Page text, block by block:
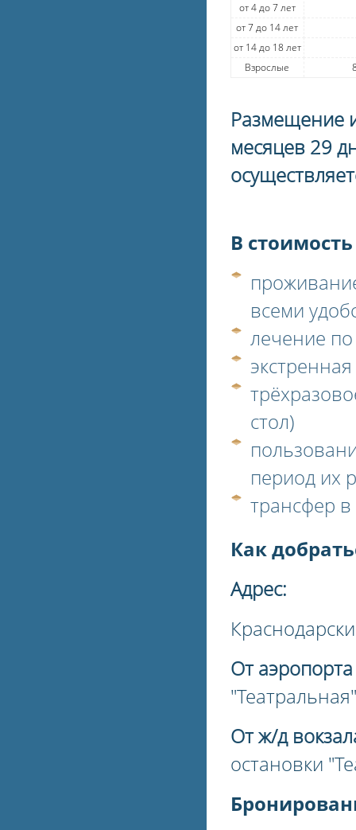
от 4 до 7 лет
от 7 до 14 лет
от 14 до 18 лет
Взрослые
Размещение
месяцев 29
В
всеми
лечение
стол)
период их
трансфер
Как
Адрес:
От аэропорта
От ж/д
остановки